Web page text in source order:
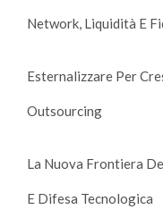
Network, Liquidità E
Esternalizzare Per
Outsourcing
La Nuova Frontiera
E Difesa Tecnologica